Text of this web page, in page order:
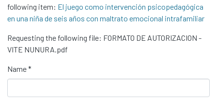
following item: El juego como intervención psicopedagógica
en una niña de seis años con maltrato emocional intrafamiliar
Requesting the following file: FORMATO DE AUTORIZACION -
VITE NUNURA.pdf
Name *